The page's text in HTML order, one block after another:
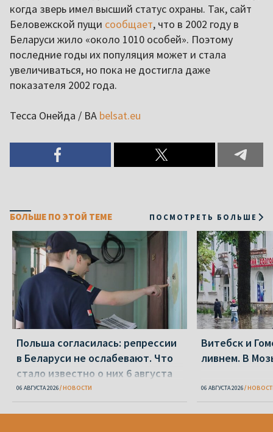
когда зверь имел высший статус охраны. Так, сайт
Беловежской пущи сообщает, что в 2002 году в
Беларуси жило «около 1010 особей». Поэтому
последние годы их популяция может и стала
увеличиваться, но пока не достигла даже
показателя 2002 года.
Тесса Онейда / ВА belsat.eu
БОЛЬШЕ ПО ЭТОЙ ТЕМЕ ПОСМОТРЕТЬ БОЛЬШЕ
Польша согласилась: репрессии
в Беларуси не ослабевают. Что
стало известно о них 6 августа
06 АВГУСТА 2026 НОВОСТИ
Витебск и
ливнем. В
06 АВГУСТА 2026